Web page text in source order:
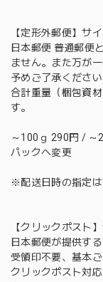
【定形外郵便】サ
日本郵便 普通郵便
ません。また万が
予めご了承ください
合計重量（梱包資
す。
～100ｇ 290円 / ～
パックへ変更
※配送日時の指定は
【クリックポスト
日本郵便が提供す
受領印不要、基本
クリックポスト対